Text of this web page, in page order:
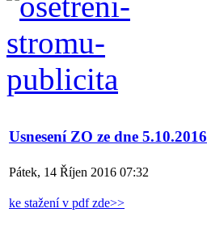
Usnesení ZO ze dne 5.10.2016
Pátek, 14 Říjen 2016 07:32
ke stažení v pdf zde>>